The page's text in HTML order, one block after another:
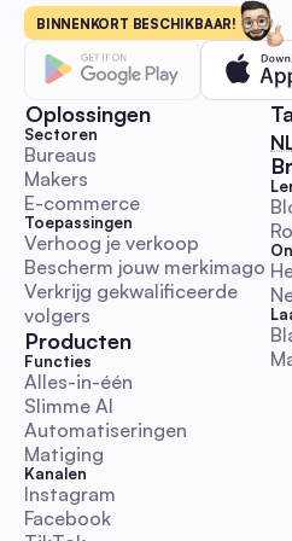
uitreikingsworkflows, kant-
benchmarks, en richtlijnen
influencer-campagnes
Reactie- en DM-
de betrokkenheid met
social media managers
Een praktische en
tijdzonekalender, direct te
escalatieregels en
betrouwbare
juridische/ethische checklists.
Reactie- en DM-
BINNENKORT BESCHIKBAAR!
Oplossingen
Sectoren
Bureaus
Makers
E-commerce
Toepassingen
Verhoog je verkoop
Bescherm jouw merkimago
Verkrijg gekwalificeerde
volgers
Producten
Functies
Alles-in-één
Slimme AI
Automatiseringen
Matiging
Kanalen
Instagram
Facebook